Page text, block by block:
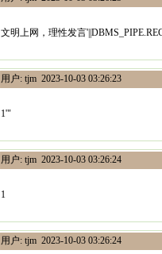
文明上网，理性发言
用户: tjm 2023-10-03 03:26:23
1'"
用户: tjm 2023-10-03 03:26:24
1
用户: tjm 2023-10-03 03:26:24